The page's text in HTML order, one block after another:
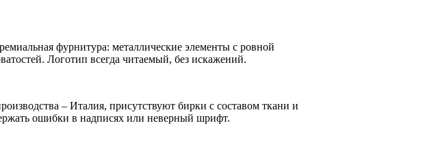
фурнитура: металлические элементы с ровной
Логотип всегда читаемый, без искажений.
– Италия, присутствуют бирки с составом ткани и
ошибки в надписях или неверный шрифт.